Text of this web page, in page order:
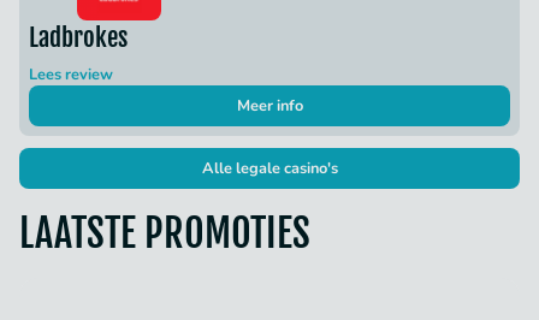
Ladbrokes
Lees review
Meer info
Alle legale casino's
LAATSTE PROMOTIES